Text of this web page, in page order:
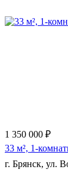
1 350 000 ₽
33 м², 1-
г. Брянск, ул.